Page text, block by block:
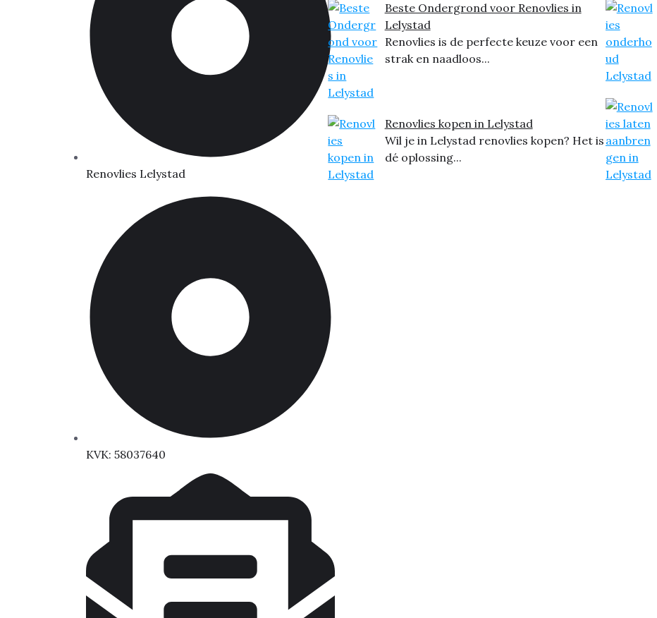
Renovlies Lelystad
KVK: 58037640
Beste Ondergrond voor Renovlies in
Lelystad
Renovlies is de perfecte keuze voor een
strak en naadloos...
Renovlies kopen in Lelystad
Wil je in Lelystad renovlies kopen? Het is
dé oplossing...